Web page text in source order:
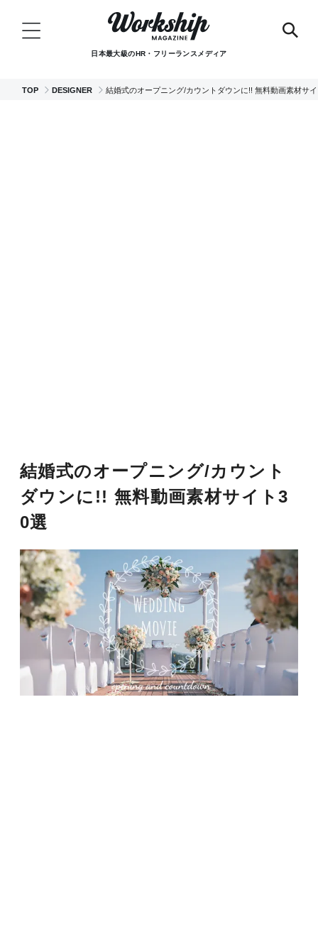
日本最大級のHR・フリーランスメディア
TOP DESIGNER 結婚式のオープニング/カウントダウンに!! 無料動画素材サ
結婚式のオープニング/カウント
ダウンに!! 無料動画素材サイト3
0選